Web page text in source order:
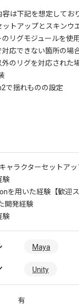
容は下記を想定してお
ットアップとスキンウ
のリグモジュールを
対応できない箇所の場
外のリグを対応され
で揺れものの設定
ャラクターセットア
験
を用いた経験 【歓迎
開発経験
験
Maya
Unity
有